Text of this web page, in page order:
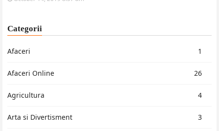
Categorii
Afaceri 1
Afaceri Online 26
Agricultura 4
Arta si Divertisment 3